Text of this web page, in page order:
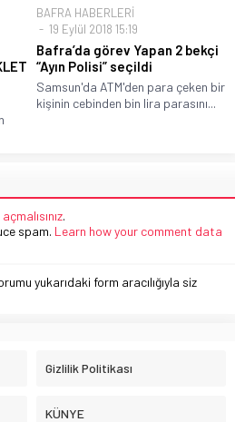
BAFRA HABERLERİ
19 Eylül 2018 15:19
Bafra’da görev Yapan 2 bekçi
“Ayın Polisi” seçildi
Samsun'da ATM'den para çeken bir
kişinin cebinden bin lira parasını...
.
spam. Learn how your comment data
yukarıdaki form aracılığıyla siz
Gizlilik Politikası
KÜNYE